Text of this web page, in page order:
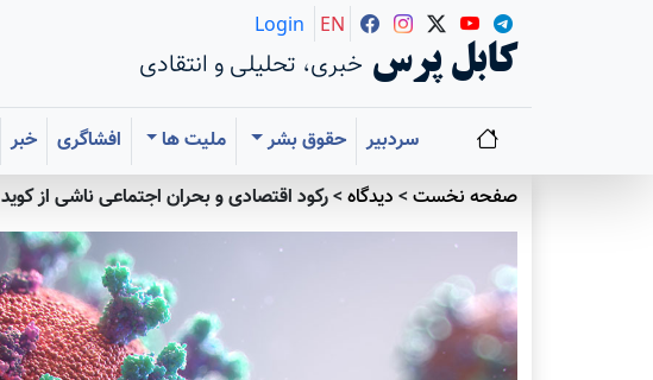
کابل پرس خبری، تحلیلی و انتقادی
Login EN
سردبیر حقوق بشر ملیت ها افشاگری خبر
صفحه نخست> دیدگاه>رکود اقتصادی و بحران اجتماعی ناشی از کوید 19 در جهان